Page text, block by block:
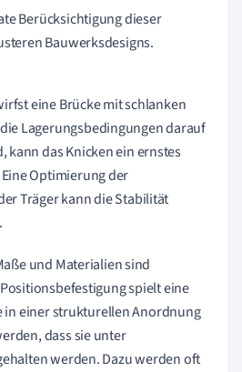
Berücksichtigung dieser
Bauwerksdesigns.
eine Brücke mit schlanken
Lagerungsbedingungen darauf
kann das Knicken ein ernstes
Optimierung der
Träger kann die Stabilität
und Materialien sind
spielt eine
in einer strukturellen Anordnung
dass sie unter
werden. Dazu werden oft